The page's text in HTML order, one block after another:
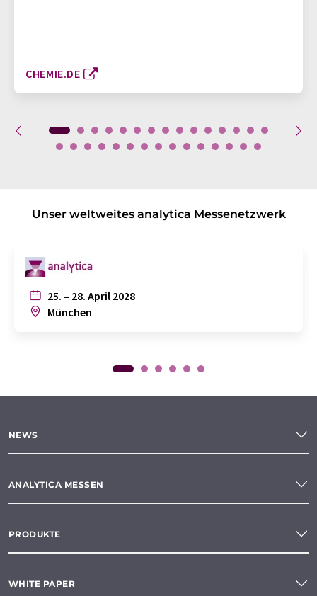
CHEMIE.DE
Unser weltweites analytica Messenetzwerk
25. – 28. April 2028
München
NEWS
ANALYTICA MESSEN
PRODUKTE
WHITE PAPER